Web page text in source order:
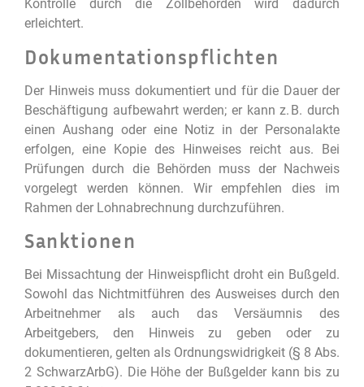
Kontrolle durch die Zollbehörden wird dadurch
erleichtert.
Dokumentationspflichten
Der Hinweis muss dokumentiert und für die Dauer der
Beschäftigung aufbewahrt werden; er kann z. B. durch
einen Aushang oder eine Notiz in der Personalakte
erfolgen, eine Kopie des Hinweises reicht aus. Bei
Prüfungen durch die Behörden muss der Nachweis
vorgelegt werden können. Wir empfehlen dies im
Rahmen der Lohnabrechnung durchzuführen.
Sanktionen
Bei Missachtung der Hinweispflicht droht ein Bußgeld.
Sowohl das Nichtmitführen des Ausweises durch den
Arbeitnehmer als auch das Versäumnis des
Arbeitgebers, den Hinweis zu geben oder zu
dokumentieren, gelten als Ordnungswidrigkeit (§ 8 Abs.
2 SchwarzArbG). Die Höhe der Bußgelder kann bis zu